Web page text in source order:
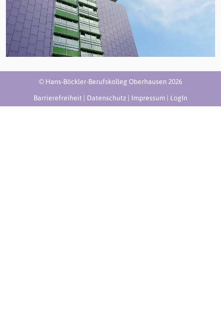
© Hans-Böckler-Berufskolleg Oberhausen 2026
Barrierefreiheit Datenschutz Impressum LogIn